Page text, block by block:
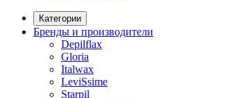
Категории
Бренды и производители
Depilflax
Gloria
Italwax
LeviSsime
Starpil